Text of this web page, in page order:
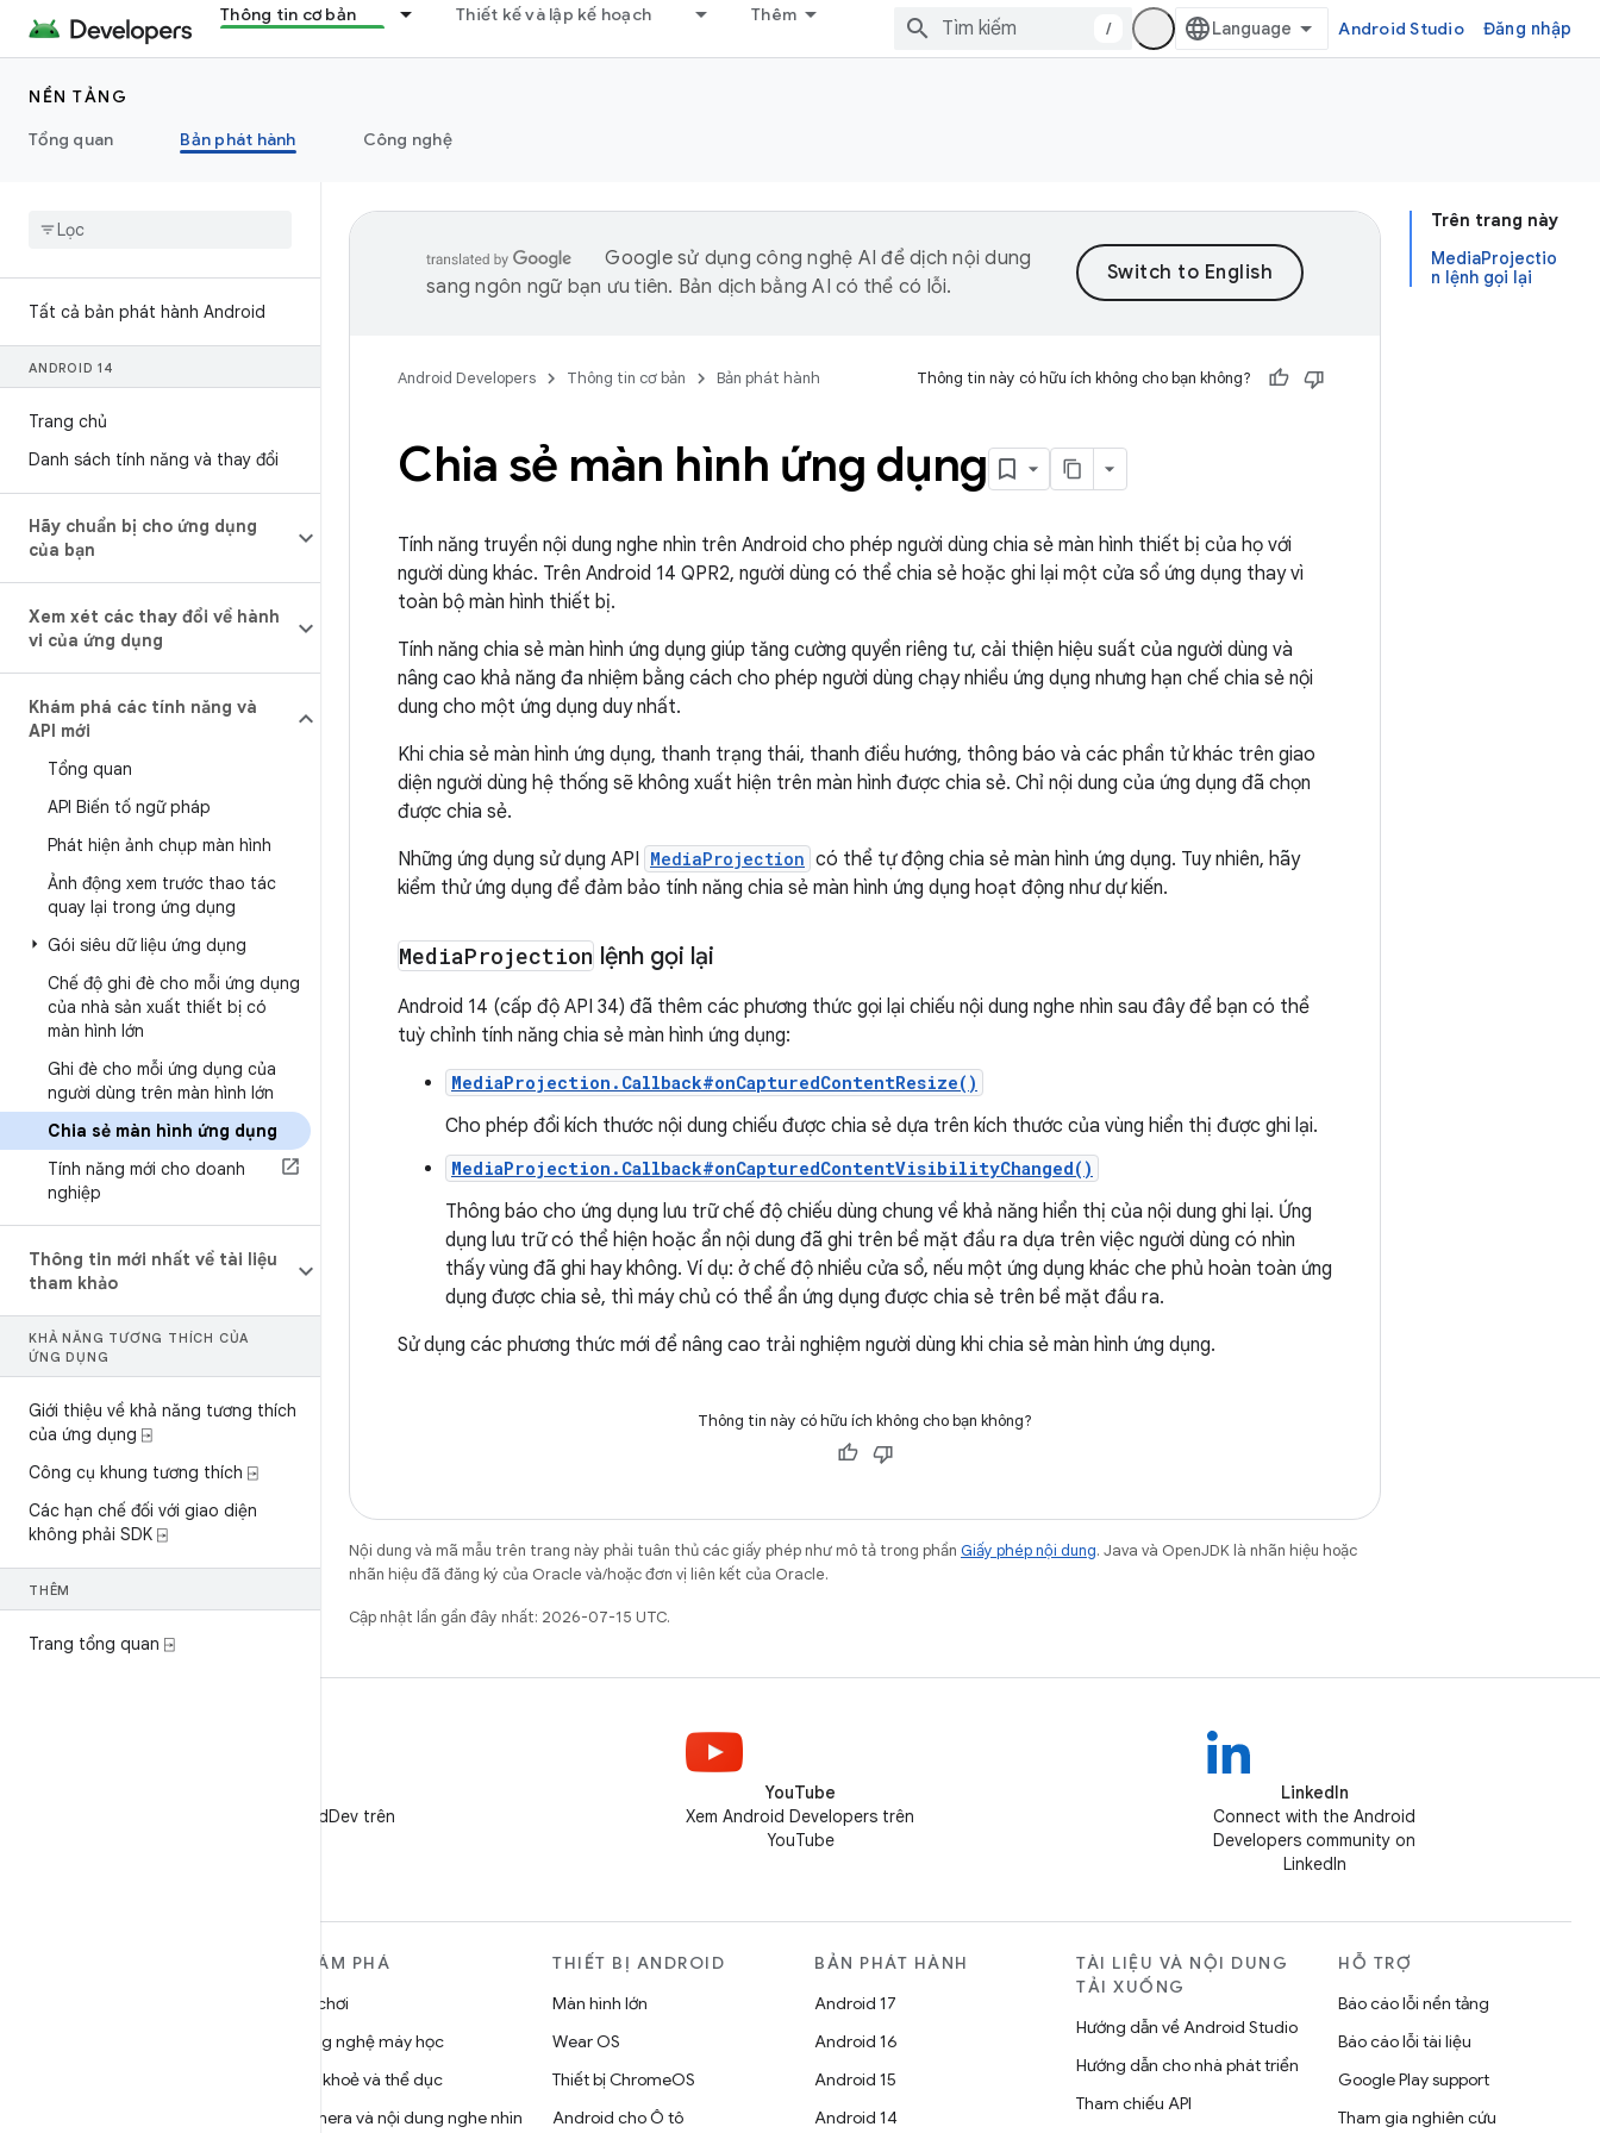
Thông tin cơ bản Thiết kế và lập kế hoạch Thêm
/ Android Studio Đăng nhập
NỀN TẢNG
Tổng quan
Bản phát hành Công nghệ
Tất cả bản phát hành Android
ANDROID 14
Trang chủ
Danh sách tính năng và thay đổi
Hãy chuẩn bị cho ứng dụng
của bạn
Xem xét các thay đổi về hành
vi của ứng dụng
Khám phá các tính năng và
API mới
Tổng quan
API Biến tố ngữ pháp
Phát hiện ảnh chụp màn hình
Ảnh động xem trước thao tác
quay lại trong ứng dụng
Gói siêu dữ liệu ứng dụng
Chế độ ghi đè cho mỗi ứng dụng
của nhà sản xuất thiết bị có
màn hình lớn
Ghi đè cho mỗi ứng dụng của
người dùng trên màn hình lớn
Chia sẻ màn hình ứng dụng
Tính năng mới cho doanh
nghiệp
Thông tin mới nhất về tài liệu
tham khảo
KHẢ NĂNG TƯƠNG THÍCH CỦA
ỨNG DỤNG
Giới thiệu về khả năng tương thích
của ứng dụng ⍈
Công cụ khung tương thích ⍈
Các hạn chế đối với giao diện
không phải SDK ⍈
THÊM
Trang tổng quan ⍈
Trên trang này
MediaProjectio
n lệnh gọi lại
Google sử dụng công nghệ AI để dịch nội dung
sang ngôn ngữ bạn ưu tiên. Bản dịch bằng AI có thể có lỗi.
Android Developers Thông tin cơ bản Bản phát hành Thông tin này có hữu ích không cho bạn không?
Chia sẻ màn hình ứng dụng
Tính năng truyền nội dung nghe nhìn trên Android cho phép người dùng chia sẻ màn hình thiết bị của họ với
người dùng khác. Trên Android 14 QPR2, người dùng có thể chia sẻ hoặc ghi lại một cửa sổ ứng dụng thay vì
toàn bộ màn hình thiết bị.
Tính năng chia sẻ màn hình ứng dụng giúp tăng cường quyền riêng tư, cải thiện hiệu suất của người dùng và
nâng cao khả năng đa nhiệm bằng cách cho phép người dùng chạy nhiều ứng dụng nhưng hạn chế chia sẻ nội
dung cho một ứng dụng duy nhất.
Khi chia sẻ màn hình ứng dụng, thanh trạng thái, thanh điều hướng, thông báo và các phần tử khác trên giao
diện người dùng hệ thống sẽ không xuất hiện trên màn hình được chia sẻ. Chỉ nội dung của ứng dụng đã chọn
được chia sẻ.
Những ứng dụng sử dụng API MediaProjection có thể tự động chia sẻ màn hình ứng dụng. Tuy nhiên, hãy
kiểm thử ứng dụng để đảm bảo tính năng chia sẻ màn hình ứng dụng hoạt động như dự kiến.
MediaProjection lệnh gọi lại
Android 14 (cấp độ API 34) đã thêm các phương thức gọi lại chiếu nội dung nghe nhìn sau đây để bạn có thể
tuỳ chỉnh tính năng chia sẻ màn hình ứng dụng:
MediaProjection.Callback#onCapturedContentResize()
Cho phép đổi kích thước nội dung chiếu được chia sẻ dựa trên kích thước của vùng hiển thị được ghi lại.
MediaProjection.Callback#onCapturedContentVisibilityChanged()
Thông báo cho ứng dụng lưu trữ chế độ chiếu dùng chung về khả năng hiển thị của nội dung ghi lại. Ứng
dụng lưu trữ có thể hiện hoặc ẩn nội dung đã ghi trên bề mặt đầu ra dựa trên việc người dùng có nhìn
thấy vùng đã ghi hay không. Ví dụ: ở chế độ nhiều cửa sổ, nếu một ứng dụng khác che phủ hoàn toàn ứng
dụng được chia sẻ, thì máy chủ có thể ẩn ứng dụng được chia sẻ trên bề mặt đầu ra.
Sử dụng các phương thức mới để nâng cao trải nghiệm người dùng khi chia sẻ màn hình ứng dụng.
Thông tin này có hữu ích không cho bạn không?
Nội dung và mã mẫu trên trang này phải tuân thủ các giấy phép như mô tả trong phần Giấy phép nội dung. Java và OpenJDK là nhãn hiệu hoặc
nhãn hiệu đã đăng ký của Oracle và/hoặc đơn vị liên kết của Oracle.
Cập nhật lần gần đây nhất: 2026-07-15 UTC.
Theo dõi @AndroidDev trên
YouTube
Xem Android Developers trên
YouTube
LinkedIn
Connect with the Android
Developers community on
LinkedIn
KHÁM PHÁ
Trò chơi
Công nghệ máy học
Sức khoẻ và thể dục
Camera và nội dung nghe nhìn
THIẾT BỊ ANDROID
Màn hình lớn
Wear OS
Thiết bị ChromeOS
Android cho Ô tô
BẢN PHÁT HÀNH
Android 17
Android 16
Android 15
Android 14
TÀI LIỆU VÀ NỘI DUNG
TẢI XUỐNG
Hướng dẫn về Android Studio
Hướng dẫn cho nhà phát triển
Tham chiếu API
HỖ TRỢ
Báo cáo lỗi nền tảng
Báo cáo lỗi tài liệu
Google Play support
Tham gia nghiên cứu